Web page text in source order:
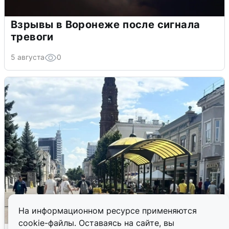
На информационном ресурсе применяются
cookie-файлы. Оставаясь на сайте, вы
Взрывы в Воронеже после сигнала
тревоги
5 августа 0